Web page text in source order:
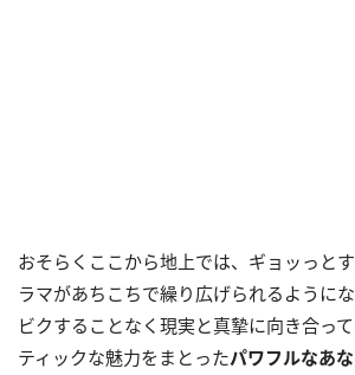
おそらくここから地上では、ギョッっと
ラマがあちこちで繰り広げられるように
ビクすることなく現実と真摯に向き合っ
ティックな魅力をまとったパワフルなあ